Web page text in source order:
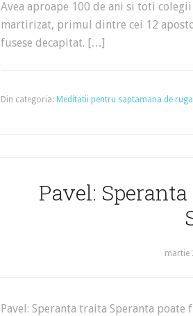
Avea aproape 100 de ani si toti
martirizat, primul dintre cei 12
fusese decapitat. […]
Din categoria: Meditatii pentru saptamana de
Pavel:
martie
Pavel: Speranta traita Speranta